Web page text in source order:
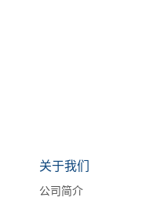
关于我们
公司简介